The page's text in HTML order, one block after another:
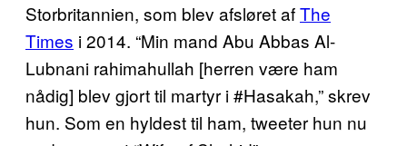
Storbritannien, som blev afsløret afThe
Times i 2014. “Min mand Abu Abbas Al-
Lubnani rahimahullah [herren være ham
nådig] blev gjort til martyr i #Hasakah,” skrev
hun. Som en hyldest til ham, tweeter hun nu